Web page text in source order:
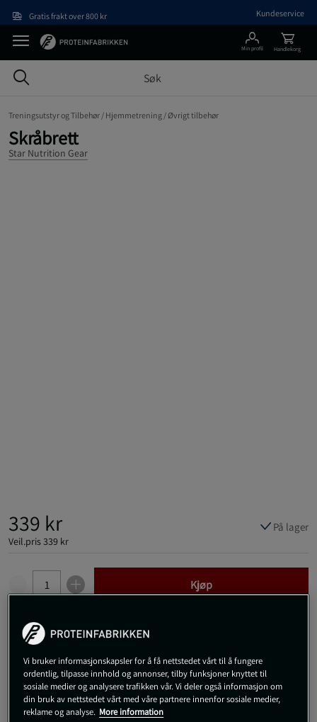
Gratis frakt over 800 kr Kundeservice
Min profil Handlekorg
Treningsutstyr og Tilbehør / Hjemmetrening /Øvrigt tilbehør
Skråbrett
Star Nutrition Gear
339 kr
Veil.pris339 kr
På lager
Kjøp
Gratis frakt over 800 kr
SKU #400-600047| EAN5701000451650
Forbedre bevegelighet og styrke med Star Gear Slant Board.
Les mer
Vi bruker informasjonskapsler for å få nettstedet vårt til å fungere
ordentlig, tilpasse innhold og annonser, tilby funksjoner knyttet til
sosiale medier og analysere trafikken vår. Vi deler også informasjon om
din bruk av nettstedet vårt med våre partnere innenfor sosiale medier,
reklame og analyse. More information